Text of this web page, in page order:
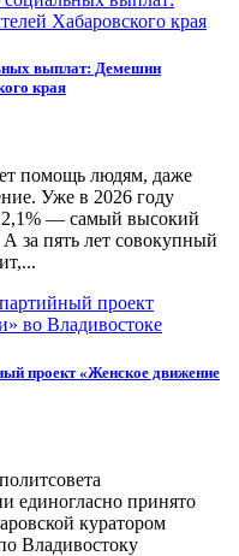
выплат: Демешин
края
помощь людям, даже
Уже в 2026 году
— самый высокий
А за пять лет совокупный
проект «Женское движение
единогласно принято
куратором
Владивостоку